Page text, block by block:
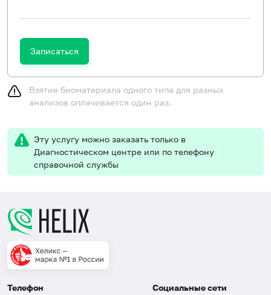
Записаться
Взятие биоматериала одного типа для разных
анализов оплачивается один раз.
Эту услугу можно заказать только в
Диагностическом центре или по телефону
справочной службы
Телефон Социальные сети